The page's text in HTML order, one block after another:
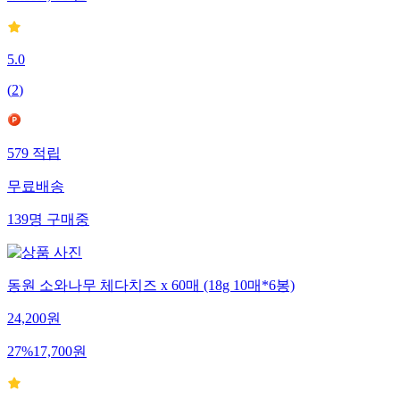
5.0
(2)
579적립
무료배송
139명구매중
동원 소와나무 체다치즈 x 60매 (18g 10매*6봉)
24,200원
27%17,700원